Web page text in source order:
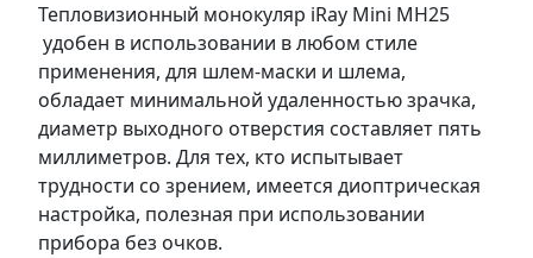
Тепловизионный монокуляр iRay Mini MH25
удобен в использовании в любом стиле
применения, для шлем-маски и шлема,
обладает минимальной удаленностью зрачка,
диаметр выходного отверстия составляет пять
миллиметров. Для тех, кто испытывает
трудности со зрением, имеется диоптрическая
настройка, полезная при использовании
прибора без очков.